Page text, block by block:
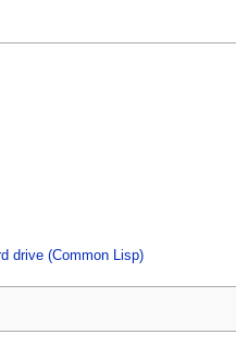
drive (Common Lisp)